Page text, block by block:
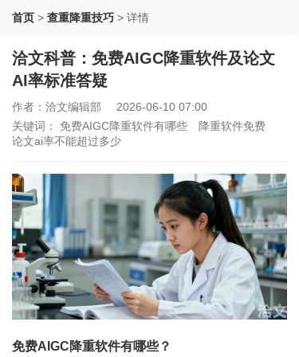
首页 > 查重降重技巧 > 详情
洽文科普：免费AIGC降重软件及论文
AI率标准答疑
作者：洽文编辑部
2026-06-10 07:00
关键词： 免费AIGC降重软件有哪些
降重软件免费
论文ai率不能超过多少
免费AIGC降重软件有哪些？